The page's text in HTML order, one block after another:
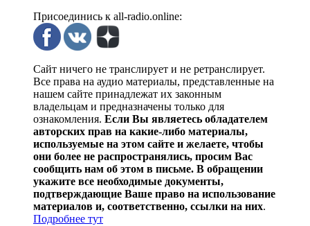
Присоединись к all-radio.online:
Сайт ничего не транслирует и не ретранслирует.
Все права на аудио материалы, представленные на
нашем сайте принадлежат их законным
владельцам и предназначены только для
ознакомления. Если Вы являетесь обладателем
авторских прав на какие-либо материалы,
используемые на этом сайте и желаете, чтобы
они более не распространялись, просим Вас
сообщить нам об этом в письме. В обращении
укажите все необходимые документы,
подтверждающие Ваше право на использование
материалов и, соответственно, ссылки на них.
Подробнее тут